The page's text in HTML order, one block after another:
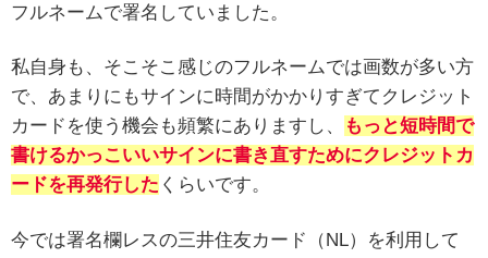
フルネームで署名していました。
私自身も、そこそこ感じのフルネームでは画数が多い方
で、あまりにもサインに時間がかかりすぎてクレジット
カードを使う機会も頻繁にありますし、
もっと短時間で
書けるかっこいいサインに書き直すためにクレジットカ
ードを再発行した くらいです。
今では署名欄レスの三井住友カード（NL）を利用して